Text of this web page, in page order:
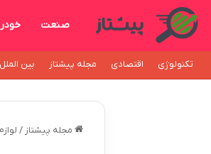
صنعت
تکنولوژی اقتصادی مجله پیشتاز بین الملل
مجله پیشتاز /